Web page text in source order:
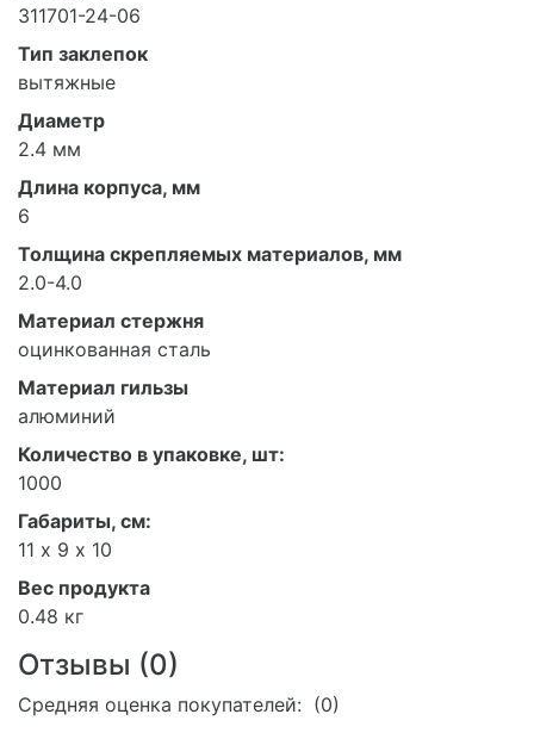
311701-24-06
Тип заклепок
вытяжные
Диаметр
2.4 мм
Длина корпуса, мм
6
Толщина скрепляемых материалов, мм
2.0-4.0
Материал стержня
оцинкованная сталь
Материал гильзы
алюминий
Количество в упаковке, шт:
1000
Габариты, см:
11 х 9 х 10
Вес продукта
0.48 кг
Отзывы (0)
Средняя оценка покупателей: (0)